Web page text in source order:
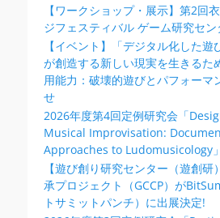
【ワークショップ・展示】第2回
ジフェスティバル ゲーム研究セ
【イベント】「デジタル化した遊
が創造する新しい現実を生きるた
用能力：破壊的遊びとパフォーマ
せ
2026年度第4回定例研究会「
Musical Improvisation:
Approaches to Ludomusicology」
【遊び創り研究センター（遊創
承プロジェクト（GCCP）が
トサミットパンチ）に出展決定!